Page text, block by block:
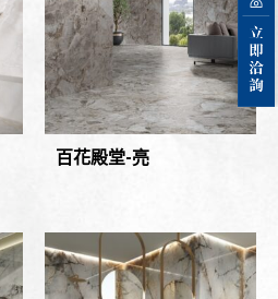
百花殿堂-亮